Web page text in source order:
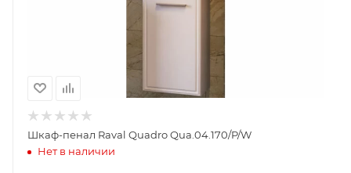
Шкаф-пенал Raval Quadro Qua.04.170/P/W
Нет в наличии